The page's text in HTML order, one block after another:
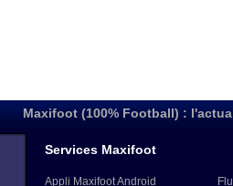
Maxifoot (100% Football) :
Services Maxifoot
Appli Maxifoot Android